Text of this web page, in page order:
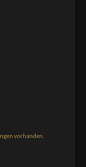
vorhanden.